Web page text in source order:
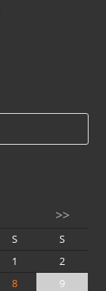
>>
S
S
1
2
8
9